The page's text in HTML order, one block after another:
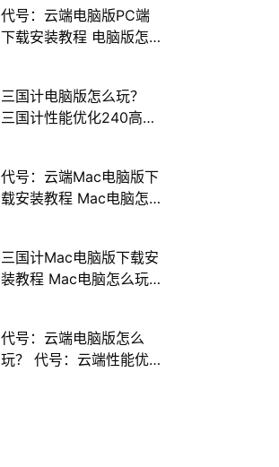
代号：云端电脑版PC端
下载安装教程 电脑版怎
三国计电脑版怎么玩？
三国计性能优化240高帧
代号：云端Mac电脑版下
载安装教程 Mac电脑怎
三国计Mac电脑版下载安
装教程 Mac电脑怎么玩
代号：云端电脑版怎么
玩？ 代号：云端性能优